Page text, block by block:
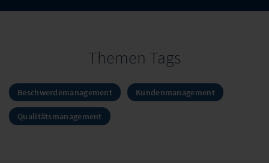
Themen Tags
Beschwerdemanagement Kundenmanagement
Qualitätsmanagement